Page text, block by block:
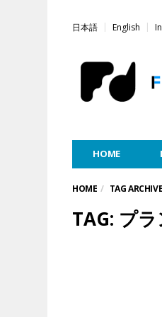
日本語 English
HOME
HOME TAG ARCHIVE
TAG: プ